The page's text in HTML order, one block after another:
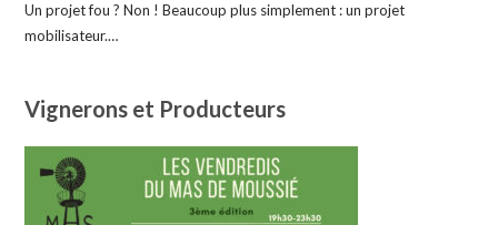
Un projet fou ? Non ! Beaucoup plus simplement : un projet
mobilisateur.…
Vignerons et Producteurs